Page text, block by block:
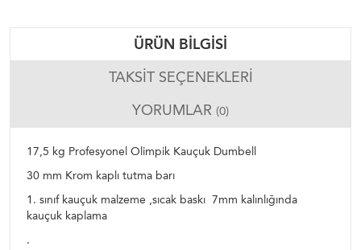
ÜRÜN BILGISI
TAKSIT SEÇENEKLERI
YORUMLAR (0)
17,5 kg Profesyonel Olimpik Kauçuk Dumbell
30 mm Krom kaplı tutma barı
1. sınıf kauçuk malzeme ,sıcak baskı 7mm kalınlığında
kauçuk kaplama
.